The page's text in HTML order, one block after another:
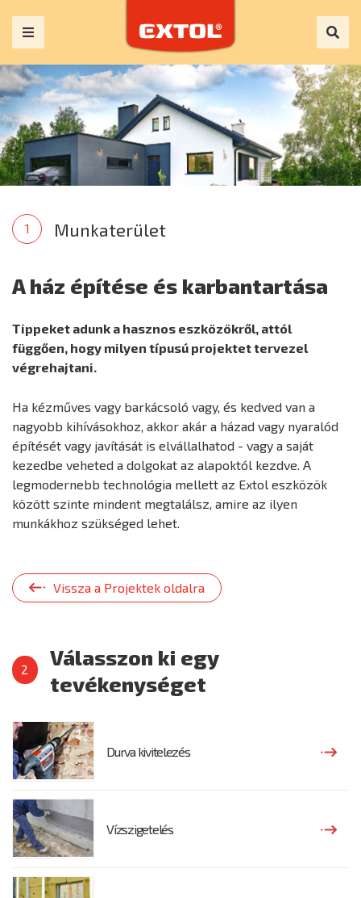
Munkaterület
A ház építése és karbantartása
Tippeket adunk a hasznos eszközökről, attól
függően, hogy milyen típusú projektet tervezel
végrehajtani.
Ha kézműves vagy barkácsoló vagy, és kedved van a
nagyobb kihívásokhoz, akkor akár a házad vagy nyaralód
építését vagy javítását is elvállalhatod - vagy a saját
kezedbe veheted a dolgokat az alapoktól kezdve. A
legmodernebb technológia mellett az Extol eszközök
között szinte mindent megtalálsz, amire az ilyen
munkákhoz szükséged lehet.
Vissza a Projektek oldalra
Válasszon ki egy
tevékenységet
Durva kivitelezés
Vízszigetelés